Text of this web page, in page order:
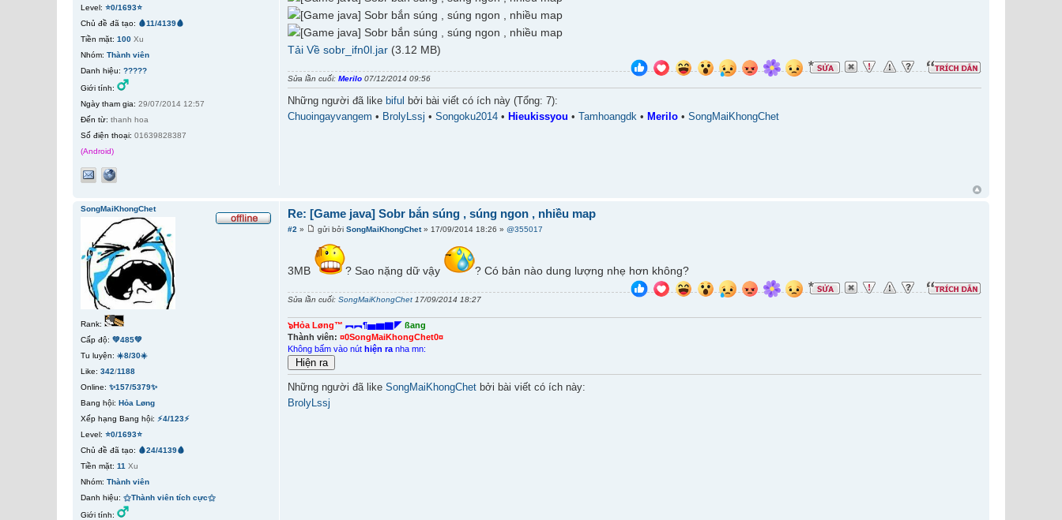
Tải Về sobr_ifn0l.jar (3.12 MB)
Sửa lần cuối:Merilo 07/12/2014 09:56
Những người đã like biful
bởi bài viết có ích này (Tổng: 7):
Chuoingayvangem • BrolyLssj •Songoku2014 • Hieukissyou • Tamhoangdk • Merilo •SongMaiKhongChet
Level: ⭐0/1693⭐
Chủ đề đã tạo: 🩸11/4139🩸
Tiền mặt: 100 Xu
Nhóm: Thành viên
Danh hiệu: ?????
Giới tính:
Ngày tham gia: 29/07/2014 12:57
Đến từ: thanh hoa
Số điện thoại: 01639828387
(Android)
Re: [Game java] Sobr bắn súng , súng ngon , nhiều map
#2 » gửi bởiSongMaiKhongChet» 17/09/2014 18:26 »@355017
3MB ? Sao nặng dữ vậy ? Có bản nào dung lượng nhẹ hơn không?
Sửa lần cuối:SongMaiKhongChet 17/09/2014 18:27
๖Hỏa Løng™ ︻︻¶▅▆▇◤ ßang
Thành viên: ¤0SongMaiKhongChet0¤
Không bấm vào nút hiện ra nha mn:
Những người đã likeSongMaiKhongChet bởi bài viết có ích này:
BrolyLssj
SongMaiKhongChet
Rank:
Cấp độ: 💚485💚
Tu luyện: ☀️8/30☀️
Like: 342/1188
Online: ✨157/5379✨
Bang hội: Hỏa Løng
Xếp hạng Bang hội: ⚡4/123⚡
Level: ⭐0/1693⭐
Chủ đề đã tạo: 🩸24/4139🩸
Tiền mặt: 11 Xu
Nhóm: Thành viên
Danh hiệu: ⚝Thành viên tích cực⚝
Giới tính: